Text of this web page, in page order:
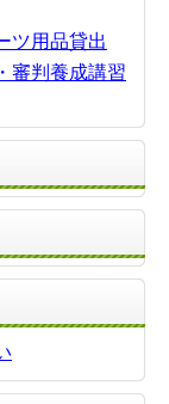
ツ用品貸出
審判養成講習